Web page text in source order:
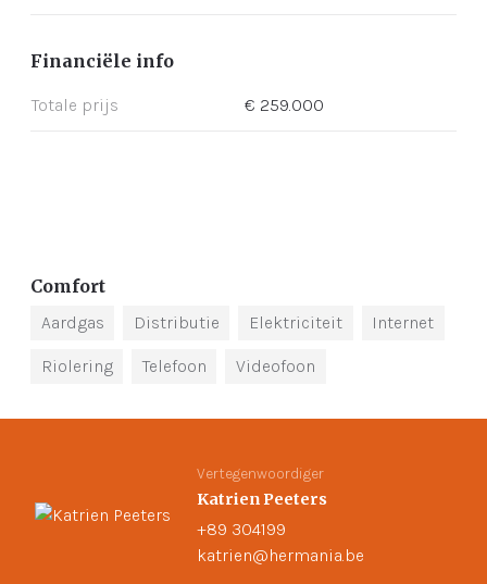
Financiële info
Totale prijs € 259.000
Comfort
Aardgas Distributie Elektriciteit Internet
Riolering Telefoon Videofoon
Vertegenwoordiger
Katrien Peeters
+89 304199
katrien@hermania.be